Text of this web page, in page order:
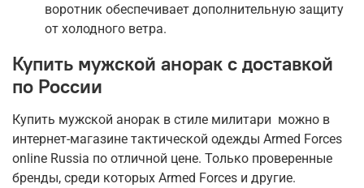
воротник обеспечивает дополнительную защиту
от холодного ветра.
Купить мужской анорак с доставкой
по России
Купить мужской анорак в стиле милитари можно в
интернет-магазине тактической одежды Armed Forces
online Russia по отличной цене. Только проверенные
бренды, среди которых Armed Forces и другие.